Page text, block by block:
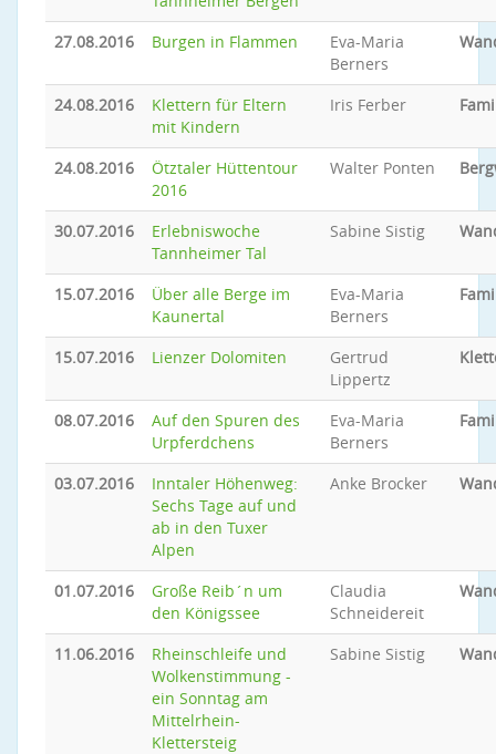
27.08.2016 Burgen in Flammen
Eva-Maria
Berners
24.08.2016
Klettern für Eltern
mit Kindern
Iris Ferber
24.08.2016
Ötztaler Hüttentour
2016
Walter Ponten
30.07.2016
Erlebniswoche
Tannheimer Tal
Sabine Sistig
15.07.2016
Über alle Berge im
Kaunertal
Eva-Maria
Berners
15.07.2016 Lienzer Dolomiten
Gertrud
Lippertz
08.07.2016
Auf den Spuren des
Urpferdchens
Eva-Maria
Berners
03.07.2016
Inntaler Höhenweg:
Sechs Tage auf und
ab in den Tuxer
Alpen
Anke Brocker
01.07.2016
Große Reib´n um
den Königssee
Claudia
Schneidereit
11.06.2016
Rheinschleife und
Wolkenstimmung -
ein Sonntag am
Mittelrhein-
Klettersteig
Sabine Sistig